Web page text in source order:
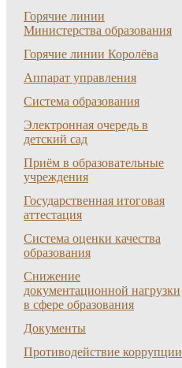
Горячие линии
Министерства образования
Горячие линии Королёва
Аппарат управления
Система образования
Электронная очередь в
детский сад
Приём в образовательные
учреждения
Государственная итоговая
аттестация
Система оценки качества
образования
Снижение
документационной нагрузки
в сфере образования
Документы
Противодействие коррупции